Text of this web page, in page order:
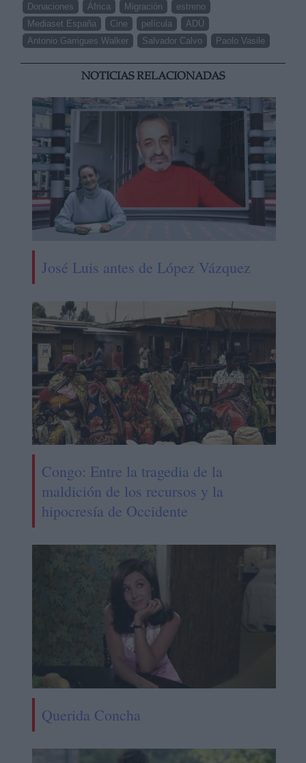
Donaciones África Migración
estreno
Mediaset España
Cine película
ADÚ
Antonio Garrigues Walker
Salvador Calvo Paolo Vasile
NOTICIAS RELACIONADAS
José Luis antes de López Vázquez
Congo: Entre la tragedia de la
maldición de los recursos y la
hipocresía de Occidente
Querida Concha